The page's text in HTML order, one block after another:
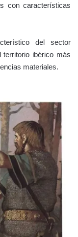
con características
del sector
territorio ibérico más
materiales.